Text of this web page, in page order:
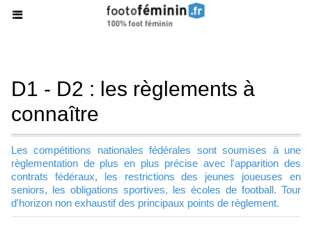
D1 - D2 : les règlements à
connaître
Les compétitions nationales fédérales sont soumises à une
règlementation de plus en plus précise avec l'apparition des
contrats fédéraux, les restrictions des jeunes joueuses en
seniors, les obligations sportives, les écoles de football. Tour
d'horizon non exhaustif des principaux points de règlement.